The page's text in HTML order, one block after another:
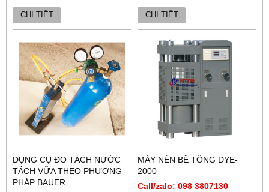
CHI TIẾT CHI TIẾT
DỤNG CỤ ĐO TÁCH NƯỚC
TÁCH VỮA THEO PHƯƠNG
PHÁP BAUER
MÁY NÉN BÊ TÔNG DYE-
2000
Call/zalo: 098 3807130